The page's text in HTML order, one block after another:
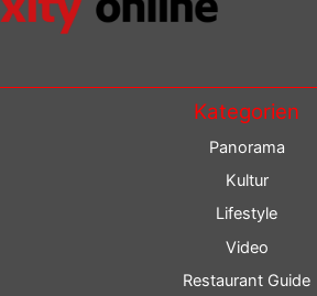
Kategorien
Panorama
Kultur
Lifestyle
Video
Restaurant Guide